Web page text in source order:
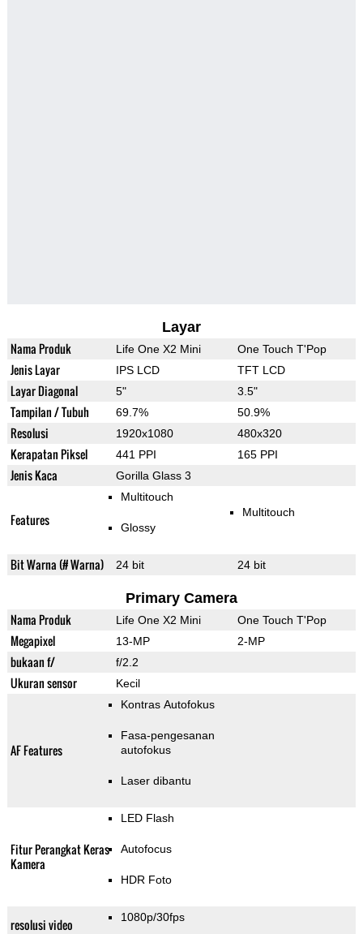
Layar
Nama Produk Life One X2 Mini One Touch T'Pop
Jenis Layar IPS LCD TFT LCD
Layar Diagonal 5" 3.5"
Tampilan / Tubuh 69.7% 50.9%
Resolusi 1920x1080 480x320
Kerapatan Piksel 441 PPI 165 PPI
Jenis Kaca Gorilla Glass 3
Features
Multitouch
Glossy
Multitouch
Bit Warna (# Warna) 24 bit 24 bit
Primary Camera
Nama Produk Life One X2 Mini One Touch T'Pop
Megapixel 13-MP 2-MP
bukaan f/ f/2.2
Ukuran sensor Kecil
AF Features
Kontras Autofokus
Fasa-pengesanan
autofokus
Laser dibantu
Fitur Perangkat Keras
Kamera
LED Flash
Autofocus
HDR Foto
resolusi video 1080p/30fps